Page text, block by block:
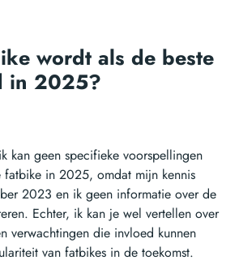
wordt als de beste
in 2025?
kan geen specifieke voorspellingen
fatbike in 2025, omdat mijn kennis
2023 en ik geen informatie over de
Echter, ik kan je wel vertellen over
verwachtingen die invloed kunnen
van fatbikes in de toekomst.